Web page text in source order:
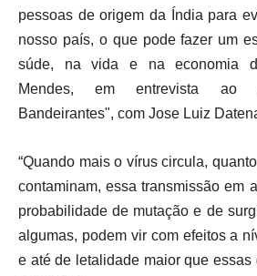
pessoas de origem da Índia para
nosso país, o que pode fazer um
súde, na vida e na economia
Mendes, em entrevista ao
Bandeirantes", com Jose Luiz
“Quando mais o vírus circula,
contaminam, essa transmissão em
probabilidade de mutação e de
algumas, podem vir com efeitos a
e até de letalidade maior que essas